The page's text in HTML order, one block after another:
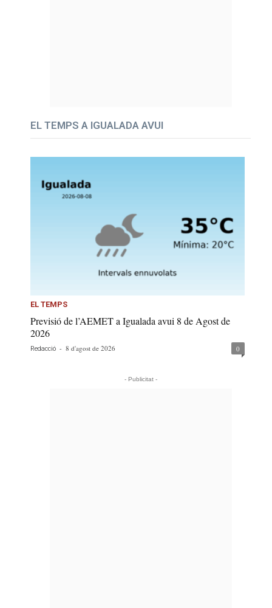
EL TEMPS A IGUALADA AVUI
EL TEMPS
Previsió de l’AEMET a Igualada avui 8 de Agost de
2026
Redacció - 8 d'agost de 2026 0
- Publicitat -